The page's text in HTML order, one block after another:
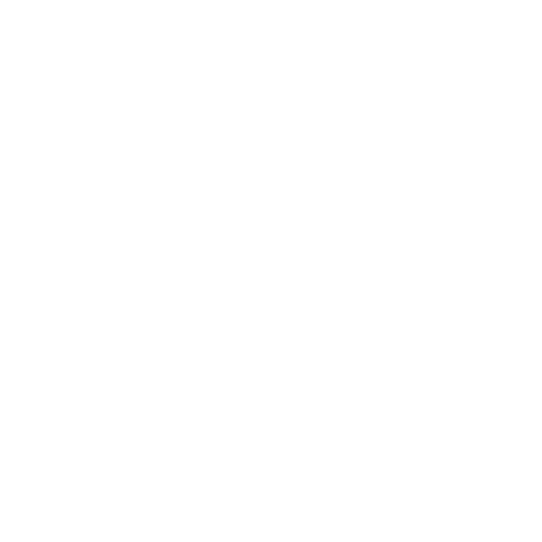
tworzenia szkół ćwiczeń"
programów nauczania"
i odbiór zestawów narzędzi edukacyjnych"
i odbiór produktów projektów konkursowych z Działania 2.14"
nauczycieli w prowadzeniu kształcenia na odległość"